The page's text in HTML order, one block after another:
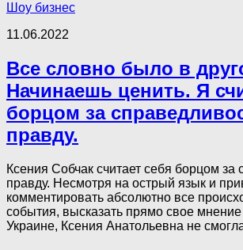
Шоу бизнес
11.06.2022
Все словно было в
Начинаешь ценить. Я
борцом за
правду.
Ксения Собчак считает себя борцом за
правду. Несмотря на острый язык и
комментировать абсолютно все
события, высказать прямо свое мнение
Украине, Ксения Анатольевна не